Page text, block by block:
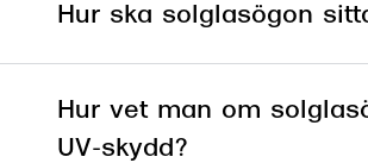
Hur ska solglasögon
Hur vet man om
UV-skydd?